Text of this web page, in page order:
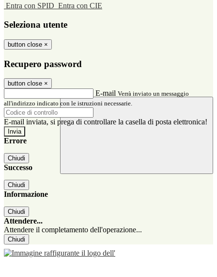
Entra con SPID Entra con CIE
Seleziona utente
button close ×
Recupero password
button close ×
E-mail Verrà inviato un messaggio
all'indirizzo indicato con le istruzioni necessarie.
E-mail inviata, si prega di controllare la casella di posta elettronica!
Errore
Chiudi
Successo
Chiudi
Informazione
Chiudi
Attendere...
Attendere il completamento dell'operazione...
Chiudi